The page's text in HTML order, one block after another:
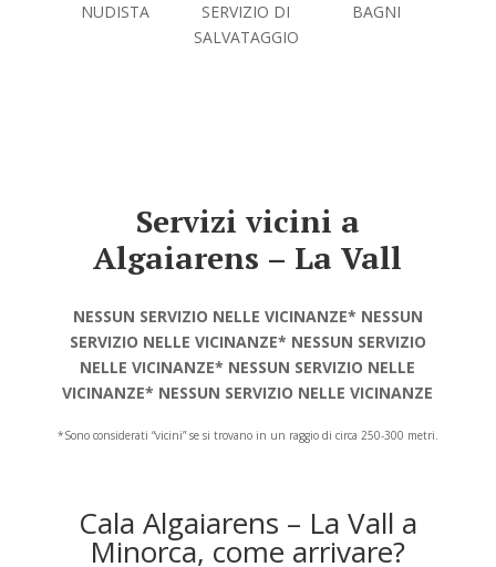
NUDISTA
SERVIZIO DI
SALVATAGGIO
BAGNI
Servizi vicini a
Algaiarens – La Vall
NESSUN SERVIZIO NELLE VICINANZE* NESSUN
SERVIZIO NELLE VICINANZE* NESSUN SERVIZIO
NELLE VICINANZE* NESSUN SERVIZIO NELLE
VICINANZE* NESSUN SERVIZIO NELLE VICINANZE
*Sono considerati “vicini” se si trovano in un raggio di circa 250-300 metri.
Cala Algaiarens – La Vall a
Minorca, come arrivare?